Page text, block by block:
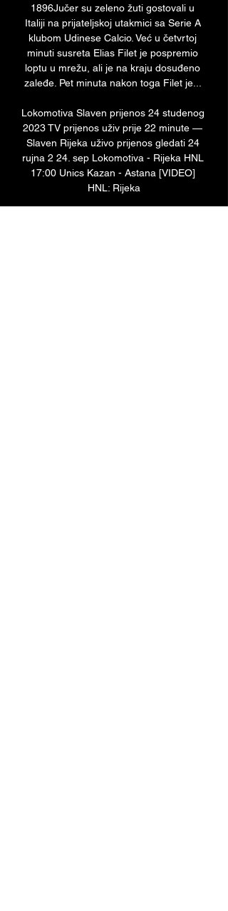
1896Jučer su zeleno žuti gostovali u
Italiji na prijateljskoj utakmici sa Serie A
klubom Udinese Calcio. Već u četvrtoj
minuti susreta Elias Filet je pospremio
loptu u mrežu, ali je na kraju dosuđeno
zaleđe. Pet minuta nakon toga Filet je...
Lokomotiva Slaven prijenos 24 studenog
2023 TV prijenos uživ prije 22 minute —
Slaven Rijeka uživo prijenos gledati 24
rujna 2 24. sep Lokomotiva - Rijeka HNL
17:00 Unics Kazan - Astana [VIDEO]
HNL: Rijeka